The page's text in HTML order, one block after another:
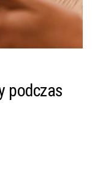
podczas